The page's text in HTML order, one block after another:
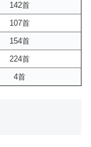
142首
107首
154首
224首
4首